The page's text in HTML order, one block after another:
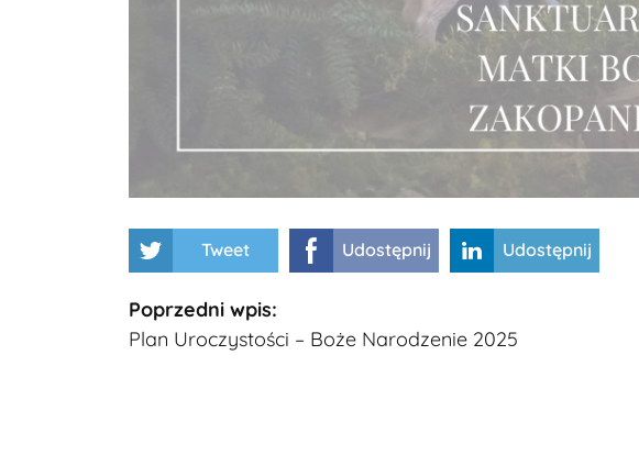
Tweet Udostępnij Udostępnij
Kontynuuj
czytanie
Poprzedni wpis:
Plan Uroczystości – Boże Narodzenie 2025